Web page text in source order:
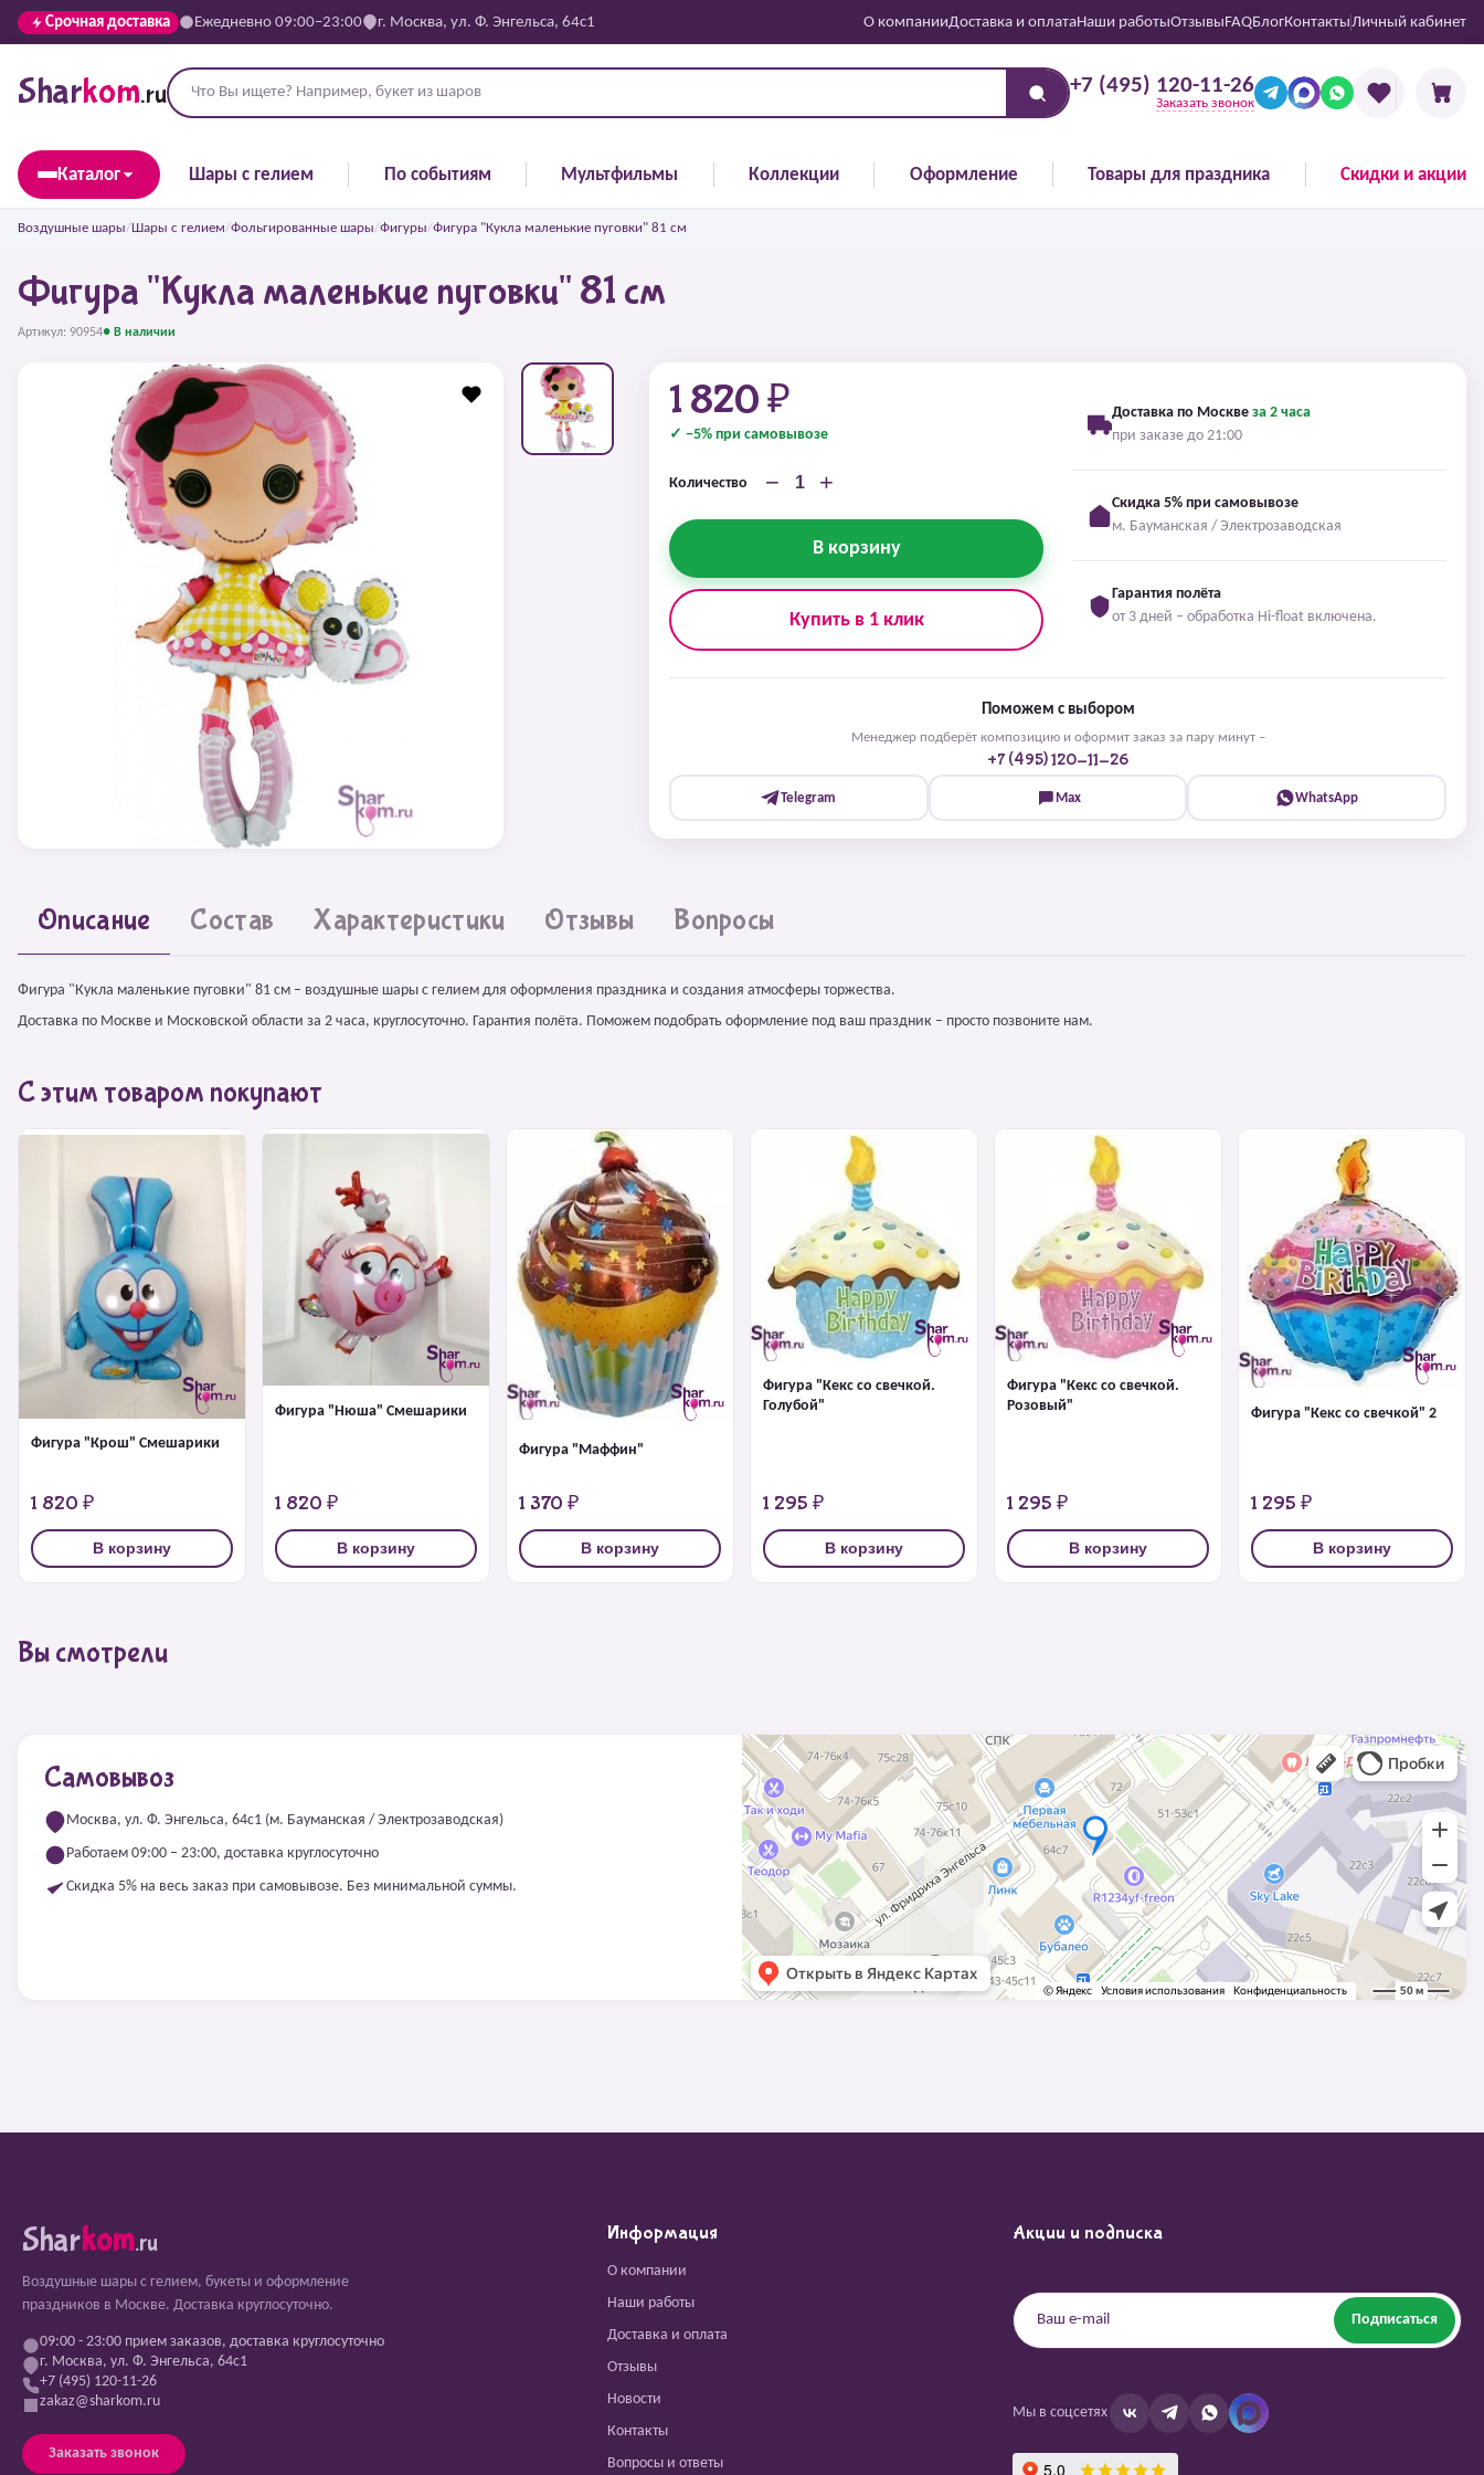
Срочная доставка Ежедневно 09:00–23:00 г. Москва, ул. Ф. Энгельса, 64с1 О компанииДоставка и оплатаНаши работыОтзывыFAQБлогКонтактыЛичный кабинет
Sharkom.ru +7 (495) 120-11-26
Заказать звонок
Каталог Шары с гелием По событиям Мультфильмы Коллекции Оформление Товары для праздника Скидки и акции
Воздушные шары/Шары с гелием/Фольгированные шары/Фигуры/Фигура "Кукла маленькие пуговки" 81 см
Фигура "Кукла маленькие пуговки" 81 см
Артикул: 90954● В наличии
1 820 ₽
✓ −5% при самовывозе
Количество − +
В корзину
Купить в 1 клик
Доставка по Москве за 2 часа
при заказе до 21:00
Скидка 5% при самовывозе
м. Бауманская / Электрозаводская
Гарантия полёта
от 3 дней – обработка Hi-float включена.
Поможем с выбором
Менеджер подберёт композицию и оформит заказ за пару минут –
+7 (495) 120-11-26
Telegram Max WhatsApp
Описание Состав Характеристики Отзывы Вопросы
Фигура "Кукла маленькие пуговки" 81 см – воздушные шары с гелием для оформления праздника и создания атмосферы торжества.
Доставка по Москве и Московской области за 2 часа, круглосуточно. Гарантия полёта. Поможем подобрать оформление под ваш праздник – просто позвоните нам.
С этим товаром покупают
Фигура "Крош" Смешарики
1 820 ₽
В корзину
Фигура "Нюша" Смешарики
1 820 ₽
В корзину
Фигура "Маффин"
1 370 ₽
В корзину
Фигура "Кекс со свечкой.
Голубой"
1 295 ₽
В корзину
Фигура "Кекс со свечкой.
Розовый"
1 295 ₽
В корзину
Фигура "Кекс со свечкой" 2
1 295 ₽
В корзину
Вы смотрели
Самовывоз
Москва, ул. Ф. Энгельса, 64с1 (м. Бауманская / Электрозаводская)
Работаем 09:00 – 23:00, доставка круглосуточно
Скидка 5% на весь заказ при самовывозе. Без минимальной суммы.
Sharkom.ru
Воздушные шары с гелием, букеты и оформление
праздников в Москве. Доставка круглосуточно.
09:00 - 23:00 прием заказов, доставка круглосуточно
г. Москва, ул. Ф. Энгельса, 64с1
+7 (495) 120-11-26
zakaz@sharkom.ru
Заказать звонок
Информация
О компании
Наши работы
Доставка и оплата
Отзывы
Новости
Контакты
Вопросы и ответы
Акции и подписка
Подписаться
Мы в соцсетях